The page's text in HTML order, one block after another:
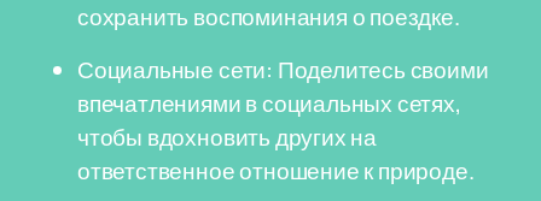
сохранить воспоминания о поездке.
Социальные сети: Поделитесь своими
впечатлениями в социальных сетях,
чтобы вдохновить других на
ответственное отношение к природе.